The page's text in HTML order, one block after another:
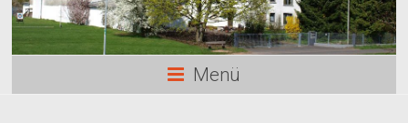
Menü